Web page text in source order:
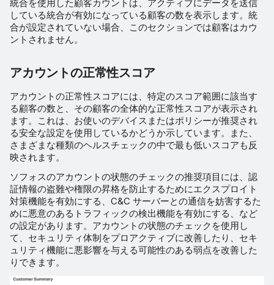
顧客の状態
統合を使用した顧客カウントは、アクティブにデータを送信
している統合が有効になっている顧客の数を表示します。統
合が設定されていない場合、このセクションでは顧客はカウ
ントされません。
アカウントの正常性スコア
アカウントの正常性スコアには、特定のスコア範囲に該当す
る顧客の数と、その顧客の全体的な正常性スコアが表示され
ます。これは、お使いのデバイスまたはポリシーが推奨され
る安全な設定を使用しているかどうか示しています。また、
さまざまな種類のヘルスチェックの中で最も低いスコアも反
映されます。
ソフォスのアカウントの状態のチェックの推奨項目には、認
証情報の盗難や権限の昇格を防止するためにエクスプロイト
対策機能を有効にする、C&C サーバーとの通信を妨害するた
めに悪意のあるトラフィックの検出機能を有効にする、など
の設定があります。アカウントの状態のチェックを使用し
て、セキュリティ体制をプロアクティブに改善したり、セキ
ュリティ機能に悪影響を与える可能性のある弱点を改善した
りできます。